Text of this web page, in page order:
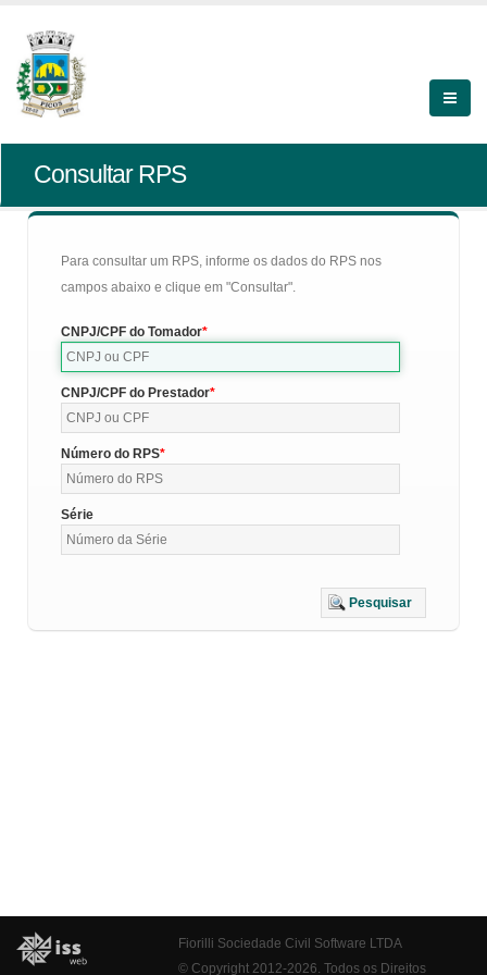
Consultar RPS
Para consultar um RPS, informe os dados do RPS nos
campos abaixo e clique em "Consultar".
CNPJ/CPF do Tomador
CNPJ/CPF do Prestador
Número do RPS
Série
Pesquisar
Fiorilli Sociedade Civil Software LTDA
© Copyright 2012-2026. Todos os Direitos